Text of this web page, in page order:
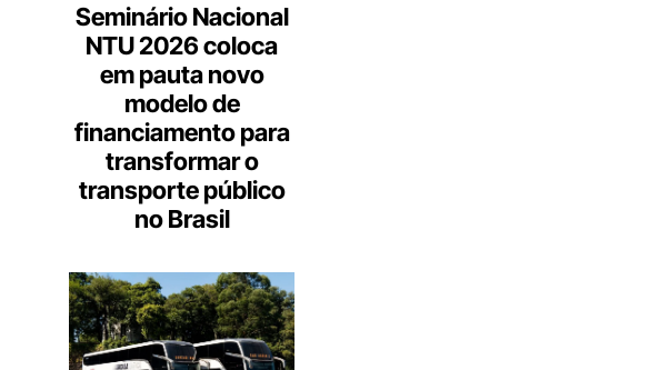
Seminário Nacional
NTU 2026 coloca
em pauta novo
modelo de
financiamento para
transformar o
transporte público
no Brasil